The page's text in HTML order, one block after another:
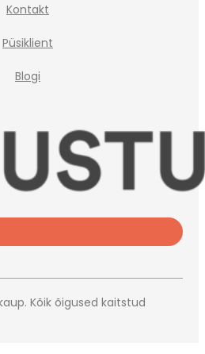
Kontakt
Püsiklient
Blogi
Kõik õigused kaitstud